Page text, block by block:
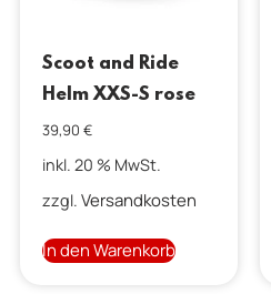
Scoot and Ride
Helm XXS-S rose
39,90 €
inkl. 20 % MwSt.
zzgl. Versandkosten
In den Warenkorb